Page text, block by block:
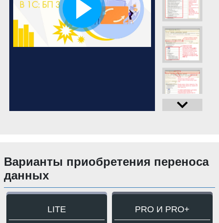
Варианты приобретения переноса
данных
LITE PRO И PRO+